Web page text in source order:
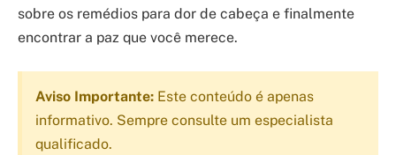
sobre os remédios para dor de cabeça e finalmente
encontrar a paz que você merece.
Aviso Importante: Este conteúdo é apenas
informativo. Sempre consulte um especialista
qualificado.